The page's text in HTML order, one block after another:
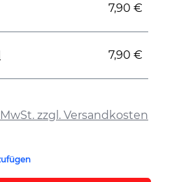
zzgl. Versandkosten
7,90 €
7,90 €